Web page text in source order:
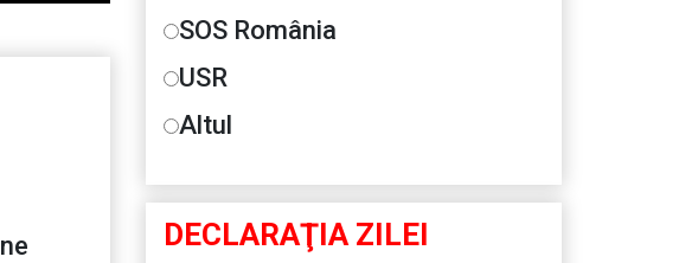
SOS România
USR
Altul
DECLARAŢIA ZILEI